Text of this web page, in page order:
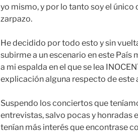
yo mismo, y por lo tanto soy el único
zarpazo.
He decidido por todo esto y sin
subirme a un escenario en este País
a mi espalda en el que se lea
explicación alguna respecto de este
Suspendo los conciertos que
entrevistas, salvo pocas y honradas
tenían más interés que encontrase